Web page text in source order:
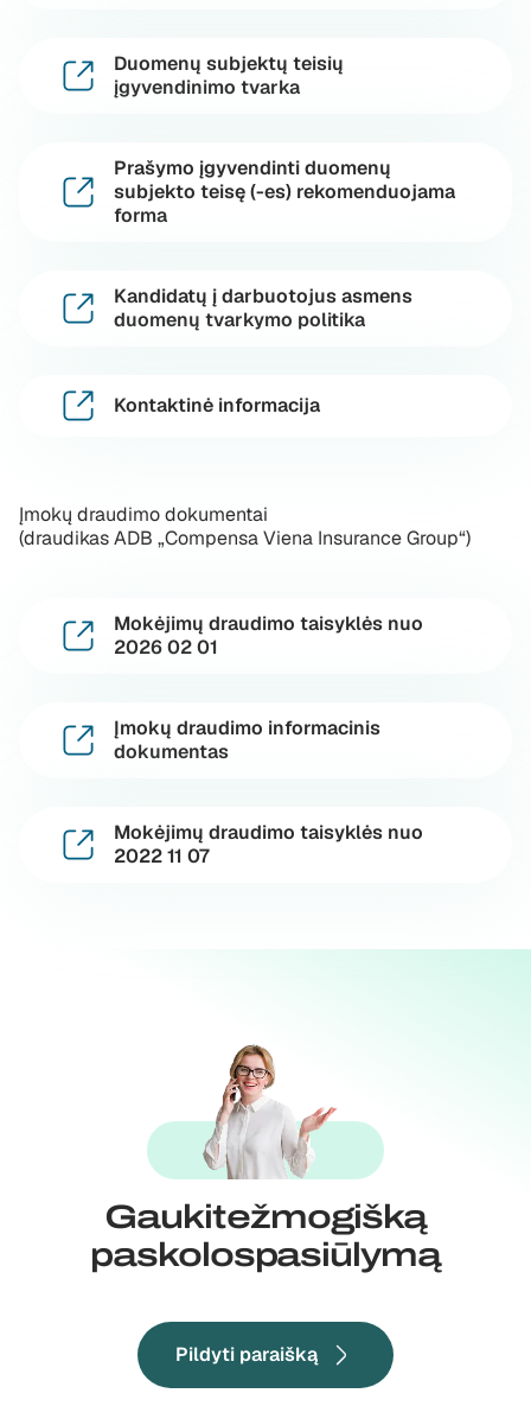
Duomenų subjektų teisių
įgyvendinimo tvarka
Prašymo įgyvendinti duomenų
subjekto teisę (-es) rekomenduojama
forma
Kandidatų į darbuotojus asmens
duomenų tvarkymo politika
Kontaktinė informacija
Įmokų draudimo dokumentai
(draudikas ADB „Compensa Viena Insurance Group“)
Mokėjimų draudimo taisyklės nuo
2026 02 01
Įmokų draudimo informacinis
dokumentas
Mokėjimų draudimo taisyklės nuo
2022 11 07
Gaukitežmogišką
paskolospasiūlymą
Pildyti paraišką